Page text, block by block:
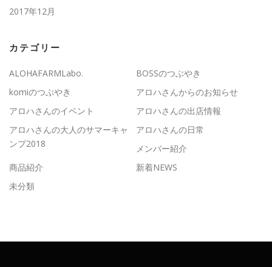
2017年12月
カテゴリー
ALOHAFARMLabo.
BOSSのつぶやき
komiのつぶやき
アロハさんからのお知らせ
アロハさんのイベント
アロハさんの出店情報
アロハさんの大人のサマーキャ
ンプ2018
アロハさんの日常
メンバー紹介
商品紹介
新着NEWS
未分類